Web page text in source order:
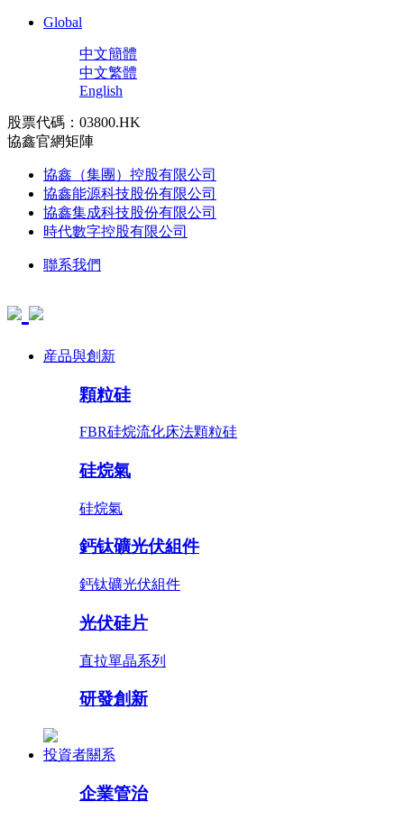
Global
中文簡體
中文繁體
English
股票代碼：03800.HK
協鑫官網矩陣
協鑫（集團）控股有限公司
協鑫能源科技股份有限公司
協鑫集成科技股份有限公司
時代數字控股有限公司
聯系我們
産品與創新
顆粒硅
FBR硅烷流化床法顆粒硅
硅烷氣
硅烷氣
鈣钛礦光伏組件
鈣钛礦光伏組件
光伏硅片
直拉單晶系列
研發創新
投資者關系
企業管治